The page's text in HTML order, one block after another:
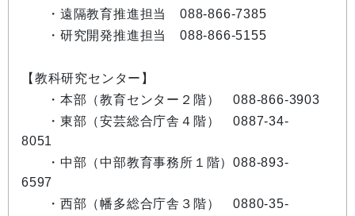
・遠隔教育推進担当 088-866-7385
・研究開発推進担当 088-866-5155
【教科研究センター】
・本部（教育センター２階） 088-866-3903
・東部（安芸総合庁舎４階） 0887-34-
8051
・中部（中部教育事務所１階）088-893-
6597
・西部（幡多総合庁舎３階） 0880-35-